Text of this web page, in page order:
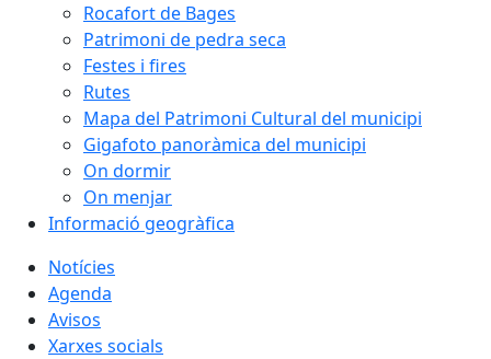
Rocafort de Bages
Patrimoni de pedra seca
Festes i fires
Rutes
Mapa del Patrimoni Cultural del municipi
Gigafoto panoràmica del municipi
On dormir
On menjar
Informació geogràfica
Notícies
Agenda
Avisos
Xarxes socials